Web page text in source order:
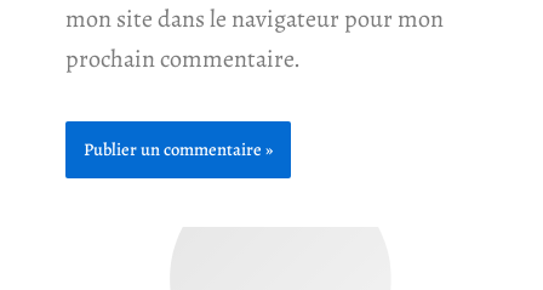
mon site dans le navigateur pour mon
prochain commentaire.